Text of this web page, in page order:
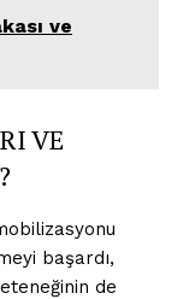
ve
VE
başardı,
de